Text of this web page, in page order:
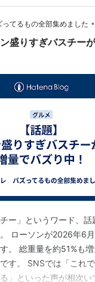
て使う！夏は匂いが
てるもの全部集めました •
ン盛りすぎバスチー
ー」というワード、
ローソンが2026年6
。 総重量を約51%も
す。 SNSでは「これで
」といった声が相次い